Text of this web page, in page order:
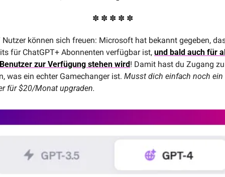
✽ ✽ ✽ ✽ ✽
können sich freuen: Microsoft hat bekannt gegeben,
für ChatGPT+ Abonnenten verfügbar ist, und bald auch für
zur Verfügung stehen wird! Damit hast du Zugang
was ein echter Gamechanger ist. Musst dich einfach noch
für $20/Monat upgraden.